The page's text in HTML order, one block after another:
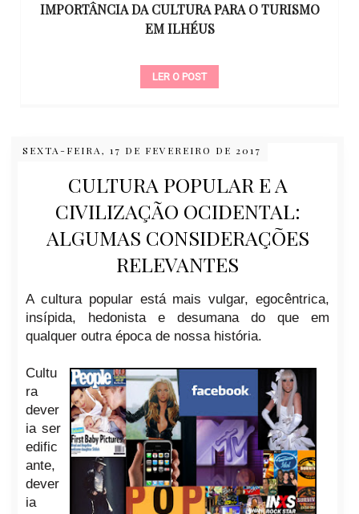
TORNA-SE DEFINITIVA
SEXTA-FEIRA, 17 DE FEVEREIRO DE 2017
CULTURA POPULAR E A
CIVILIZAÇÃO OCIDENTAL:
ALGUMAS CONSIDERAÇÕES
RELEVANTES
A cultura popular está mais vulgar, egocêntrica,
insípida, hedonista e desumana do que em
qualquer outra época de nossa história.
Cultu
ra
dever
ia ser
edific
ante,
dever
ia